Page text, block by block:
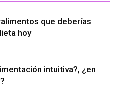
que deberías
hoy
intuitiva?, ¿en